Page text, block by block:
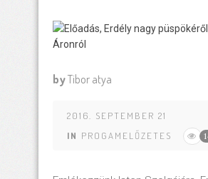
byTibor atya
2016. SEPTEMBER 21
IN PROGAMELŐZETES